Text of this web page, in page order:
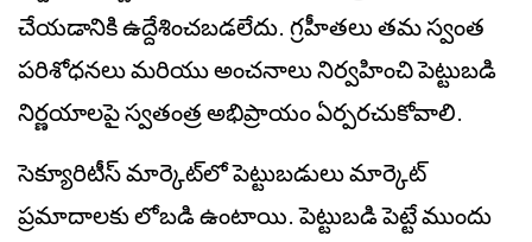
చేయడానికి ఉద్దేశించబడలేదు. గ్రహీతలు తమ స్వంత
పరిశోధనలు మరియు అంచనాలు నిర్వహించి పెట్టుబడి
నిర్ణయాలపై స్వతంత్ర అభిప్రాయం ఏర్పరచుకోవాలి.
సెక్యూరిటీస్ మార్కెట్‌లో పెట్టుబడులు మార్కెట్
ప్రమాదాలకు లోబడి ఉంటాయి. పెట్టుబడి పెట్టే ముందు